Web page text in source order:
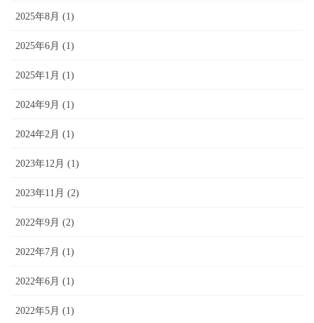
2025年8月 (1)
2025年6月 (1)
2025年1月 (1)
2024年9月 (1)
2024年2月 (1)
2023年12月 (1)
2023年11月 (2)
2022年9月 (2)
2022年7月 (1)
2022年6月 (1)
2022年5月 (1)